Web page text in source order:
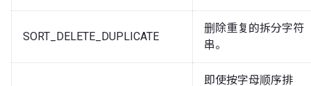
SORT_DELETE_DUPLICATE
删除重复的拆分字符
串。
即使按字母顺序排